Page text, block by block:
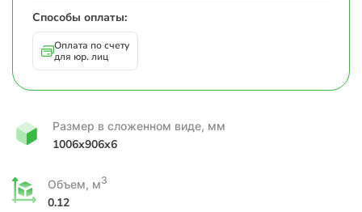
Способы оплаты:
Оплата по счету
для юр. лиц
Размер в сложенном виде, мм
1006x906x6
Объем, м3
0.12